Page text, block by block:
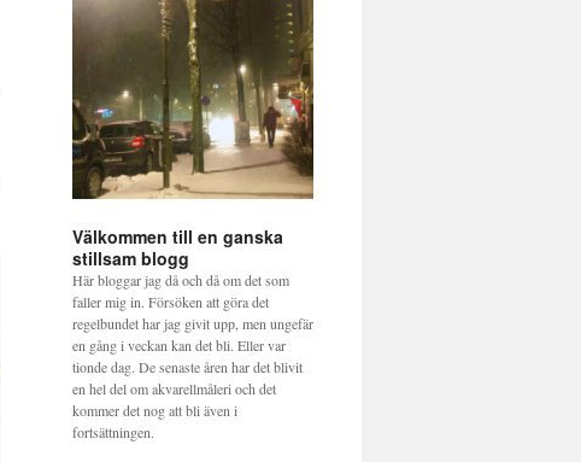
Välkommen till en ganska
stillsam blogg
Här bloggar jag då och då om det som
faller mig in. Försöken att göra det
regelbundet har jag givit upp, men ungefär
en gång i veckan kan det bli. Eller var
tionde dag. De senaste åren har det blivit
en hel del om akvarellmåleri och det
kommer det nog att bli även i
fortsättningen.